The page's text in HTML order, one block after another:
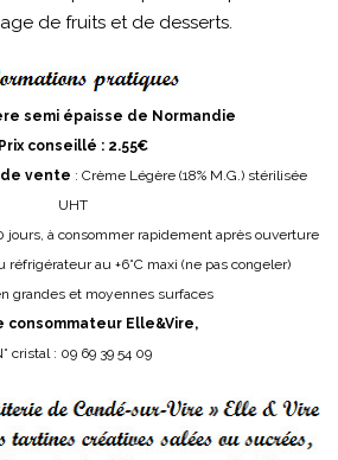
de fruits et de desserts.
semi épaisse de Normandie
Prix conseillé : 2.55€
vente : Crème Légère (18% M.G.) stérilisée
UHT
jours, à consommer rapidement après ouverture
réfrigérateur au +6°C maxi (ne pas congeler)
grandes et moyennes surfaces
consommateur Elle&Vire,
cristal : 09 69 39 54 09